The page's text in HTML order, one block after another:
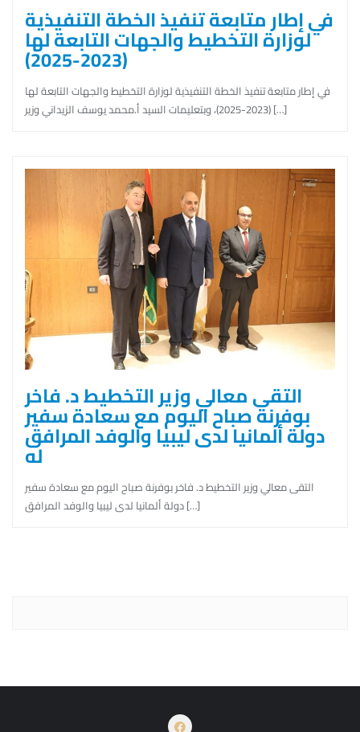
في إطار متابعة تنفيذ الخطة التنفيذية
لوزارة التخطيط والجهات التابعة لها
(2023-2025)
في إطار متابعة تنفيذ الخطة التنفيذية لوزارة التخطيط والجهات التابعة لها
(2023-2025)، وبتعليمات السيد أ.محمد يوسف الزيداني وزير […]
التقى معالي وزير التخطيط د. فاخر
بوفرنة صباح اليوم مع سعادة سفير
دولة ألمانيا لدى ليبيا والوفد المرافق
له
التقى معالي وزير التخطيط د. فاخر بوفرنة صباح اليوم مع سعادة سفير
دولة ألمانيا لدى ليبيا والوفد المرافق […]